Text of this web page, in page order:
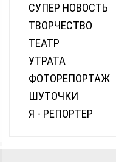
СУПЕР НОВОСТЬ
ТВОРЧЕСТВО
ТЕАТР
УТРАТА
ФОТОРЕПОРТАЖ
ШУТОЧКИ
Я - РЕПОРТЕР